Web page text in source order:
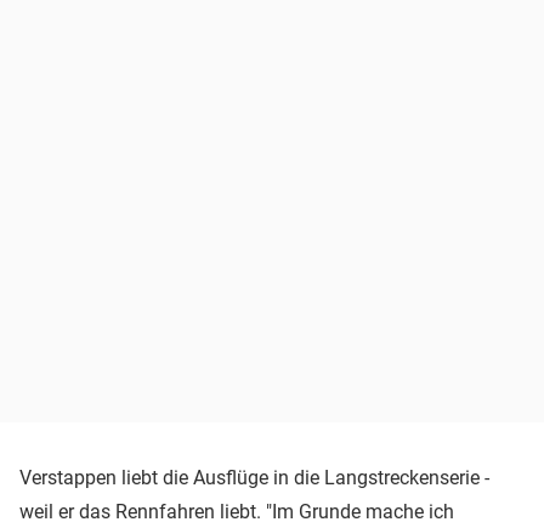
Verstappen liebt die Ausflüge in die Langstreckenserie -
weil er das Rennfahren liebt. "Im Grunde mache ich